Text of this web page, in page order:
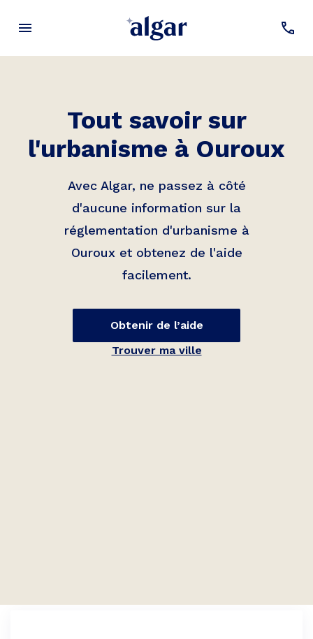
Tout savoir sur
l'urbanisme à Ouroux
Avec Algar, ne passez à côté
d'aucune information sur la
réglementation d'urbanisme à
Ourouxet obtenez de l'aide
facilement.
Obtenir de l’aide
Trouver ma ville